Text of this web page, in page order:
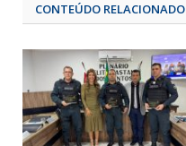
CONTEÚDO RELACIONADO